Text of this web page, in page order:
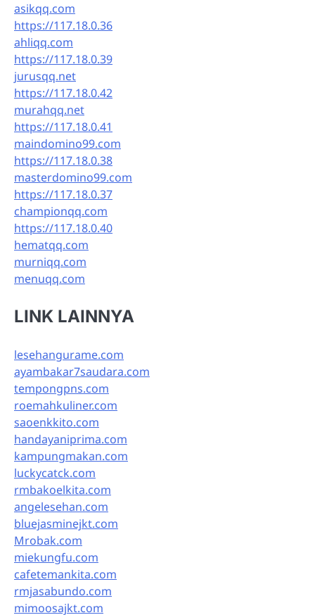
asikqq.com
https://117.18.0.36
ahliqq.com
https://117.18.0.39
jurusqq.net
https://117.18.0.42
murahqq.net
https://117.18.0.41
maindomino99.com
https://117.18.0.38
masterdomino99.com
https://117.18.0.37
championqq.com
https://117.18.0.40
hematqq.com
murniqq.com
menuqq.com
LINK LAINNYA
lesehangurame.com
ayambakar7saudara.com
tempongpns.com
roemahkuliner.com
saoenkkito.com
handayaniprima.com
kampungmakan.com
luckycatck.com
rmbakoelkita.com
angelesehan.com
bluejasminejkt.com
Mrobak.com
miekungfu.com
cafetemankita.com
rmjasabundo.com
mimoosajkt.com